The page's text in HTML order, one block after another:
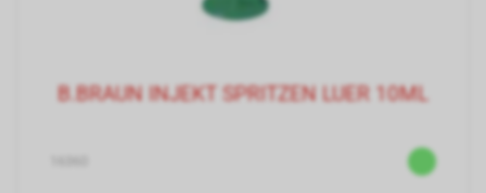
B.BRAUN INJEKT SPRITZEN LUER 10ML